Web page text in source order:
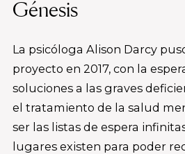
Génesis
La psicóloga Alison Darcy
proyecto en 2017, con la
soluciones a las graves
el tratamiento de la salud
ser las listas de espera
lugares existen para poder